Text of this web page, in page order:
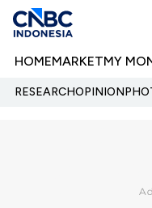
HOMEMARKETMY
RESEARCHOPINION